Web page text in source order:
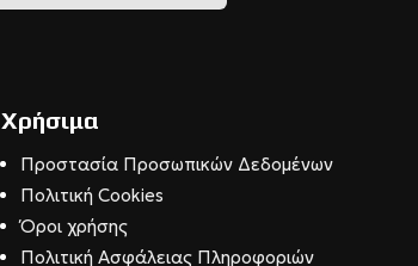
Χρήσιμα
Προστασία Προσωπικών Δεδομένων
Πολιτική Cookies
Όροι χρήσης
Πολιτική Ασφάλειας Πληροφοριών